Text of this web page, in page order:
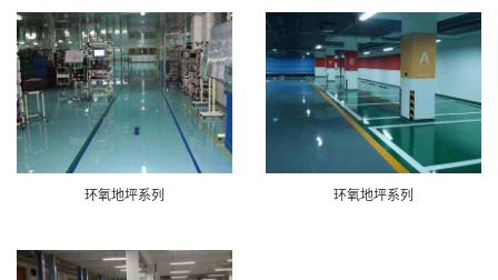
环氧地坪系列 环氧地坪系列